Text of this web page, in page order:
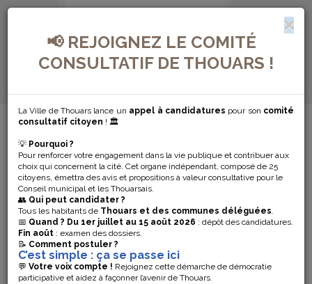
📢 REJOIGNEZ LE COMITÉ
CONSULTATIF DE THOUARS !
La Ville de Thouars lance un appel à candidatures pour son comité
consultatif citoyen ! 🏛️
💡 Pourquoi ?
Pour renforcer votre engagement dans la vie publique et contribuer aux
choix qui concernent la cité. Cet organe indépendant, composé de 25
citoyens, émettra des avis et propositions à valeur consultative pour le
Conseil municipal et les Thouarsais.
👥 Qui peut candidater ?
Tous les habitants de Thouars et des communes déléguées.
📅 Quand ? Du 1er juillet au 15 août 2026 : dépôt des candidatures.
Fin août : examen des dossiers.
📝 Comment postuler ?
C’est simple : ça se passe ici
💬 Votre voix compte ! Rejoignez cette démarche de démocratie
participative et aidez à façonner l’avenir de Thouars.
MENU DE NAVIGATION...
RÉOUVERTURE
PARTIELLE DE
LA PLACE
LAVAULT
Afin de faciliter l’accès aux commerces pendant la